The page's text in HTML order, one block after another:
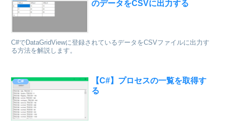
のデータをCSVに出力する
C#でDataGridViewに登録されているデータをCSVファイルに出力す
る方法を解説します。
C#
【C#】プロセスの一覧を取得す
る